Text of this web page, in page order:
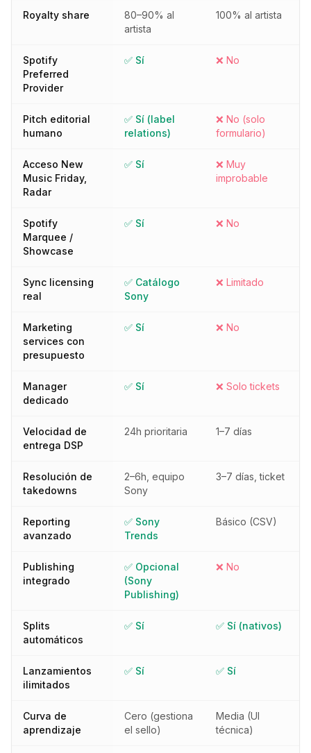
Royalty share
80–90% al
artista
100% al artista
Spotify
Preferred
Provider
✅ Sí ❌ No
Pitch editorial
humano
✅ Sí (label
relations)
❌ No (solo
formulario)
Acceso New
Music Friday,
Radar
✅ Sí
❌ Muy
improbable
Spotify
Marquee /
Showcase
✅ Sí ❌ No
Sync licensing
real
✅ Catálogo
Sony
❌ Limitado
Marketing
services con
presupuesto
✅ Sí ❌ No
Manager
dedicado
✅ Sí ❌ Solo tickets
Velocidad de
entrega DSP
24h prioritaria 1–7 días
Resolución de
takedowns
2–6h, equipo
Sony
3–7 días, ticket
Reporting
avanzado
✅ Sony
Trends
Básico (CSV)
Publishing
integrado
✅ Opcional
(Sony
Publishing)
❌ No
Splits
automáticos
✅ Sí ✅ Sí (nativos)
Lanzamientos
ilimitados
✅ Sí ✅ Sí
Curva de
aprendizaje
Cero (gestiona
el sello)
Media (UI
técnica)